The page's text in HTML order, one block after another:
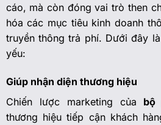
cáo, mà còn đóng vai trò then
hóa các mục tiêu kinh doanh
truyền thông trả phí. Dưới đây
yếu:
Giúp nhận diện thương hiệu
Chiến lược marketing của bộ
thương hiệu tiếp cận khách